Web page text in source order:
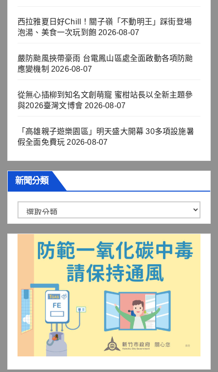
西拉雅夏日好Chill！關子嶺「不動明王」踩街登場
泡湯、美食一次玩到飽 2026-08-07
嚴防颱風挾帶豪雨 台電鳳山區處全面啟動各項防颱
應變機制 2026-08-07
從無心插柳到知名文創萌寵 蜜柑站長以全新主題參
與2026臺灣文博會 2026-08-07
「高雄親子遊樂園區」明天盛大開幕 30多項設施暑
假全面免費玩 2026-08-07
新聞分類
聞